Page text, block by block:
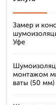
Замер и
Уфе
монтажом
ваты (50 мм)